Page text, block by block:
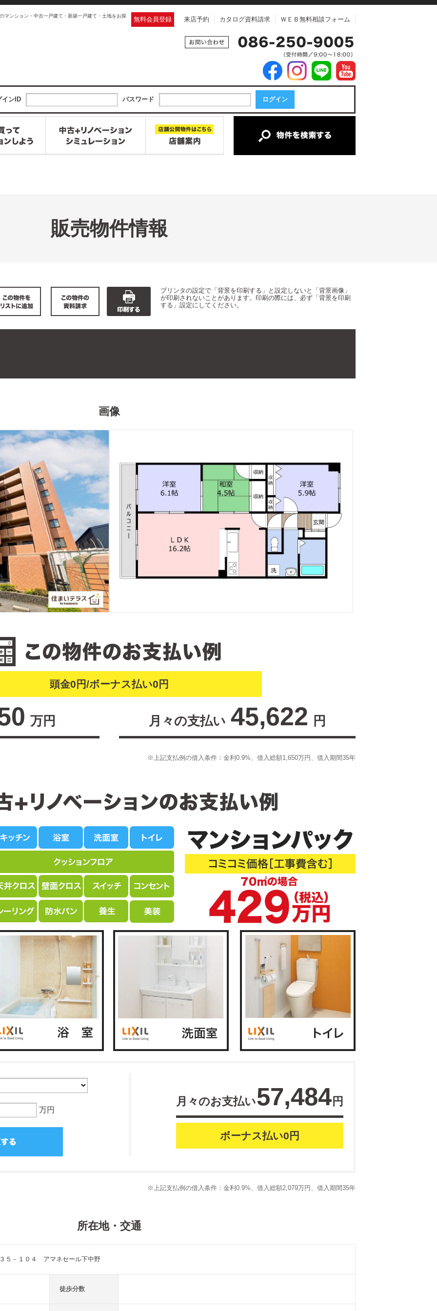
マンション・中古一戸建て・新築一戸建て・土地をお探 無料会員登録 来店予約 カタログ資料請求 ＷＥＢ無料相談フォーム
インID パスワード
販売物件情報
プリンタの設定で「背景を印刷する」と設定しないと「背景画像」
が印刷されないことがあります。印刷の際には、必ず「背景を印刷
する」設定にしてください。
画像
頭金0円/ボーナス払い0円
万円 月々の支払い 45,622 円
※上記支払例の借入条件：金利0.9%、借入総額1,650万円、借入期間35年
万円
月々のお支払い57,484 円
ボーナス払い0円
※上記支払例の借入条件：金利0.9%、借入総額2,079万円、借入期間35年
所在地・交通
５－１０４ アマネセール下中野
徒歩分数